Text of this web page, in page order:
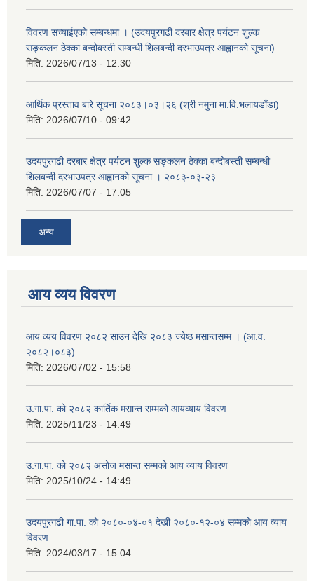
विवरण सच्याईएको सम्बन्धमा । (उदयपुरगढी दरबार क्षेत्र पर्यटन शुल्क
सङ्कलन ठेक्का बन्दोबस्ती सम्बन्धी शिलबन्दी दरभाउपत्र आह्वानको सूचना)
मिति: 2026/07/13 - 12:30
आर्थिक प्रस्ताव बारे सूचना २०८३।०३।२६ (श्री नमुना मा.वि.भलायडाँडा)
मिति: 2026/07/10 - 09:42
उदयपुरगढी दरबार क्षेत्र पर्यटन शुल्क सङ्कलन ठेक्का बन्दोबस्ती सम्बन्धी
शिलबन्दी दरभाउपत्र आह्वानको सूचना । २०८३-०३-२३
मिति: 2026/07/07 - 17:05
अन्य
आय व्यय विवरण
आय व्यय विवरण २०८२ साउन देखि २०८३ ज्येष्ठ मसान्तसम्म । (आ.व.
२०८२।०८३)
मिति: 2026/07/02 - 15:58
उ.गा.पा. को २०८२ कार्तिक मसान्त सम्मको आयव्याय विवरण
मिति: 2025/11/23 - 14:49
उ.गा.पा. को २०८२ असोज मसान्त सम्मको आय व्याय विवरण
मिति: 2025/10/24 - 14:49
उदयपुरगढी गा.पा. को २०८०-०४-०१ देखी २०८०-१२-०४ सम्मको आय व्याय
विवरण
मिति: 2024/03/17 - 15:04